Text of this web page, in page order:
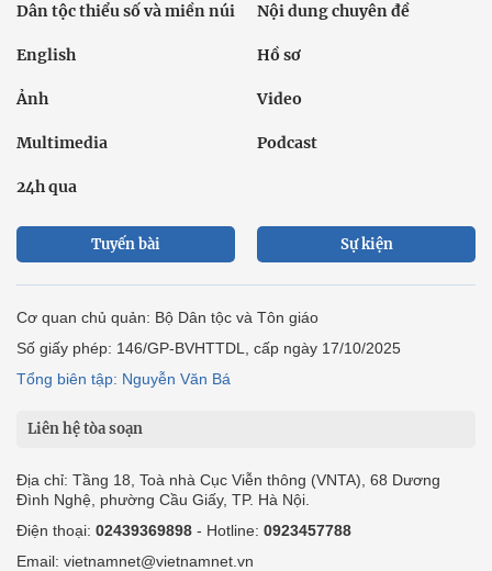
Dân tộc thiểu số và miền núi Nội dung chuyên đề
English Hồ sơ
Ảnh Video
Multimedia Podcast
24h qua
Tuyến bài Sự kiện
Cơ quan chủ quản: Bộ Dân tộc và Tôn giáo
Số giấy phép: 146/GP-BVHTTDL, cấp ngày 17/10/2025
Tổng biên tập: Nguyễn Văn Bá
Liên hệ tòa soạn
Địa chỉ: Tầng 18, Toà nhà Cục Viễn thông (VNTA), 68 Dương
Đình Nghệ, phường Cầu Giấy, TP. Hà Nội.
Điện thoại: 02439369898 - Hotline: 0923457788
Email: vietnamnet@vietnamnet.vn